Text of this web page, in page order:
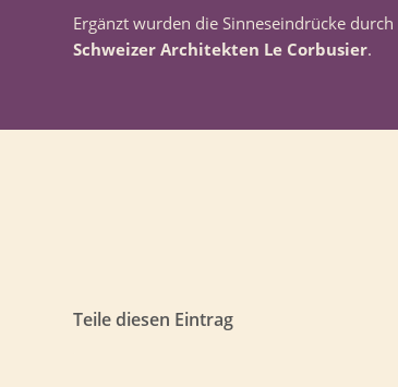
Ergänzt wurden die Sinneseindrücke
Schweizer Architekten Le Corbusier.
Teile diesen Eintrag